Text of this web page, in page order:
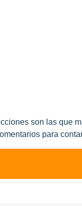
son las que
para